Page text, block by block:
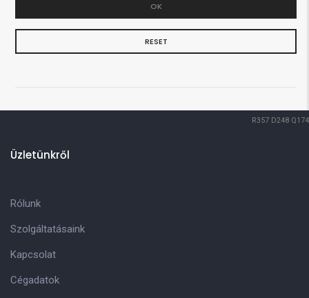
OK
RESET
R357 D248 Q174
Üzletünkről
Rólunk
Szolgáltatásaink
Kapcsolat
Cégadatok